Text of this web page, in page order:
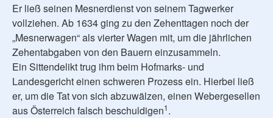
Er ließ seinen Mesnerdienst von seinem Tagwerker
vollziehen. Ab 1634 ging zu den Zehenttagen noch der
„Mesnerwagen“ als vierter Wagen mit, um die jährlichen
Zehentabgaben von den Bauern einzusammeln.
Ein Sittendelikt trug ihm beim Hofmarks- und
Landesgericht einen schweren Prozess ein. Hierbei ließ
er, um die Tat von sich abzuwälzen, einen Webergesellen
aus Österreich falsch beschuldigen1.